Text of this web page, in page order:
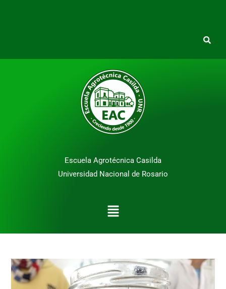
Escuela Agrotécnica Casilda
Universidad Nacional de Rosario